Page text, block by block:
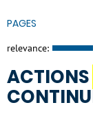
PAGES
relevance:
ACTIONS